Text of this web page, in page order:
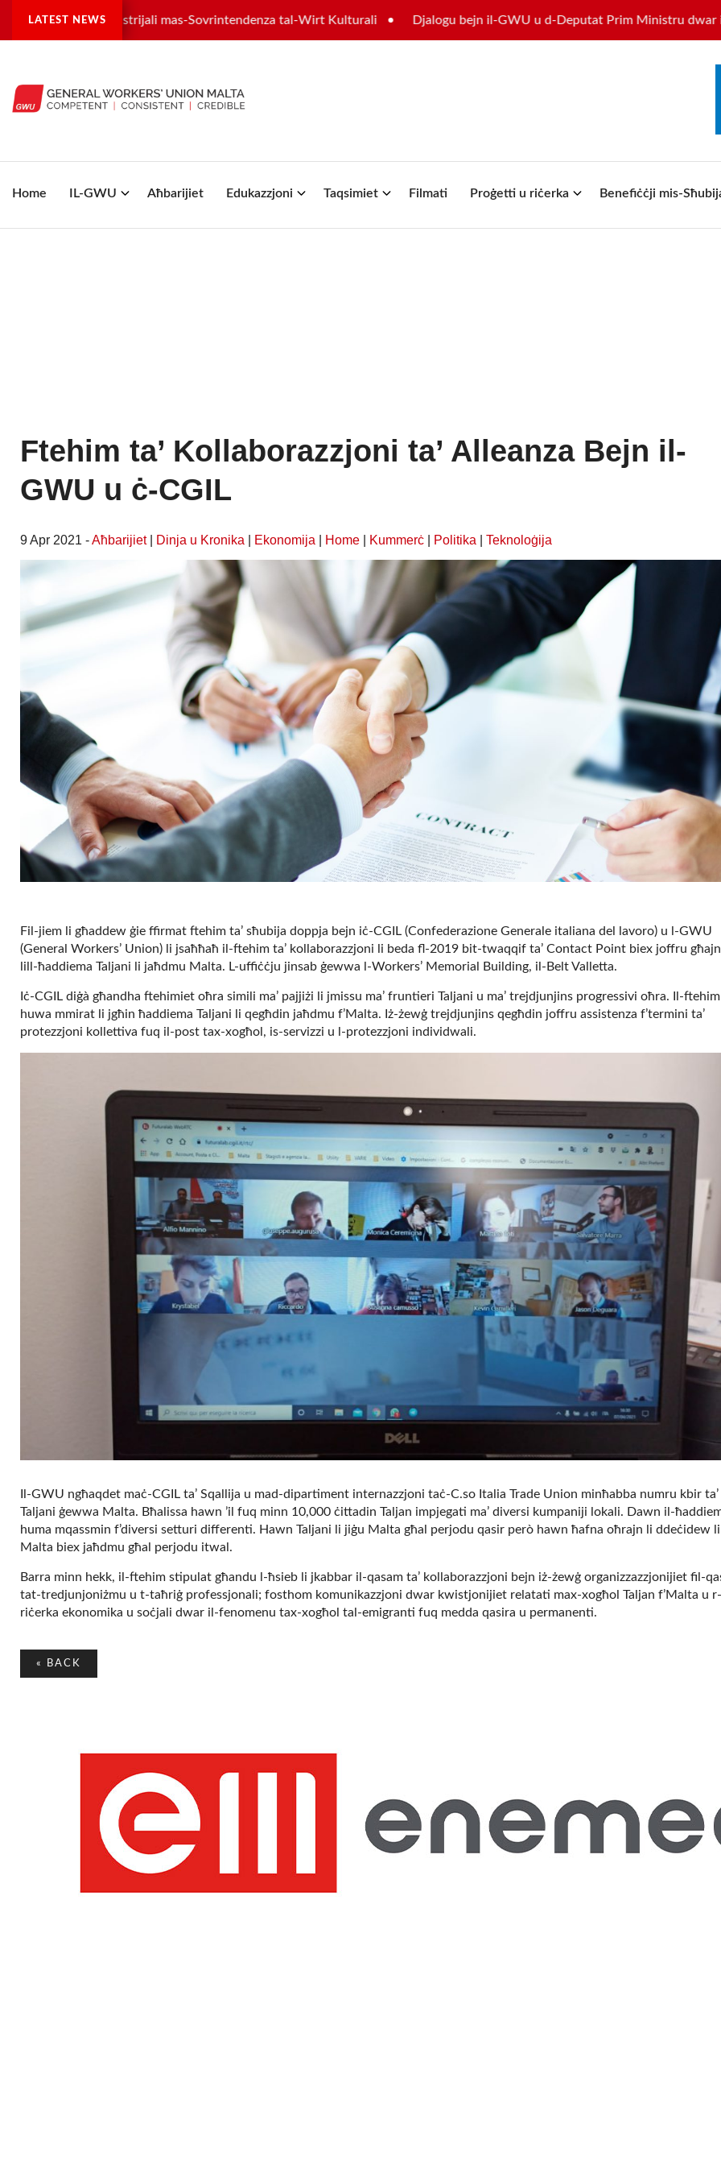
LATEST NEWS
tilwima industrijali mas-Sovrintendenza tal-Wirt Kulturali Djalogu bejn il-GWU u d-Deputat Prim Ministru dwar il-
Home IL-GWU Aħbarijiet Edukazzjoni Taqsimiet Filmati Proġetti u riċerka Benefiċċji mis-
Ftehim ta’ Kollaborazzjoni ta’ Alleanza Bejn il-
GWU u ċ-CGIL
9 Apr 2021 -Aħbarijiet| Dinja u Kronika Ekonomija Home Kummerċ Politika Teknoloġija
Fil-jiem li għaddew ġie ffirmat ftehim ta’ sħubija doppja bejn iċ-CGIL (Confederazione Generale italiana del lavoro) u l-GWU
(General Workers’ Union) li jsaħħaħ il-ftehim ta’ kollaborazzjoni li beda fl-2019 bit-twaqqif ta’ Contact Point biex joffru
lill-ħaddiema Taljani li jaħdmu Malta. L-uffiċċju jinsab ġewwa l-Workers’ Memorial Building, il-Belt Valletta.
Iċ-CGIL diġà għandha ftehimiet oħra simili ma’ pajjiżi li jmissu ma’ fruntieri Taljani u ma’ trejdjunjins progressivi oħra. Il-ftehim
huwa mmirat li jgħin ħaddiema Taljani li qegħdin jaħdmu f’Malta. Iż-żewġ trejdjunjins qegħdin joffru assistenza f’termini ta’
protezzjoni kollettiva fuq il-post tax-xogħol, is-servizzi u l-protezzjoni individwali.
Il-GWU ngħaqdet maċ-CGIL ta’ Sqallija u mad-dipartiment internazzjoni taċ-C.so Italia Trade Union minħabba numru kbir ta’
Taljani ġewwa Malta. Bħalissa hawn ʼil fuq minn 10,000 ċittadin Taljan impjegati ma’ diversi kumpaniji lokali. Dawn il-
huma mqassmin f’diversi setturi differenti. Hawn Taljani li jiġu Malta għal perjodu qasir però hawn ħafna oħrajn li ddeċidew
Malta biex jaħdmu għal perjodu itwal.
Barra minn hekk, il-ftehim stipulat għandu l-ħsieb li jkabbar il-qasam ta’ kollaborazzjoni bejn iż-żewġ organizzazzjonijiet fil-
tat-tredjunjoniżmu u t-taħriġ professjonali; fosthom komunikazzjoni dwar kwistjonijiet relatati max-xogħol Taljan f’Malta u r-
riċerka ekonomika u soċjali dwar il-fenomenu tax-xogħol tal-emigranti fuq medda qasira u permanenti.
« BACK